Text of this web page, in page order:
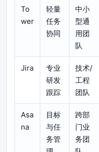
To
wer
轻量
任务
协同
中小
型通
用团
队
Jira
专业
研发
跟踪
技术/
工程
团队
Asa
na
目标
与任
务管
跨部
门业
务团